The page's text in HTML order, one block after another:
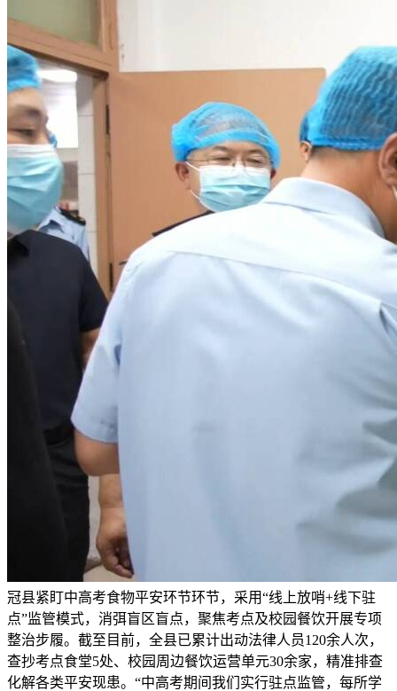
冠县紧盯中高考食物平安环节环节，采用“线上放哨+线下驻
点”监管模式，消弭盲区盲点，聚焦考点及校园餐饮开展专项
整治步履。截至目前，全县已累计出动法律人员120余人次，
查抄考点食堂5处、校园周边餐饮运营单元30余家，精准排查
化解各类平安现患。“中高考期间我们实行驻点监管，每所学